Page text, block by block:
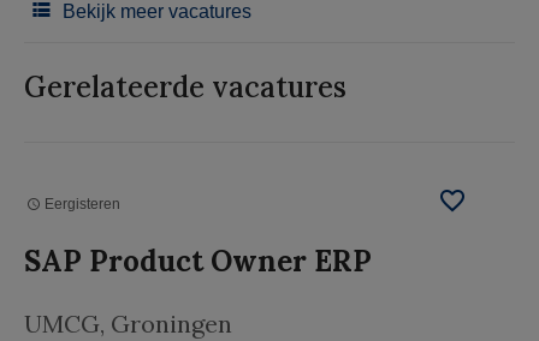
Bekijk meer vacatures
Gerelateerde vacatures
Eergisteren
SAP Product Owner ERP
UMCG, Groningen